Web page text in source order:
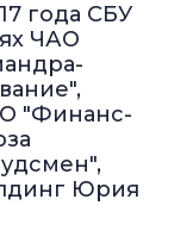
года СБУ
ЧАО
"Финанс-
Юрия